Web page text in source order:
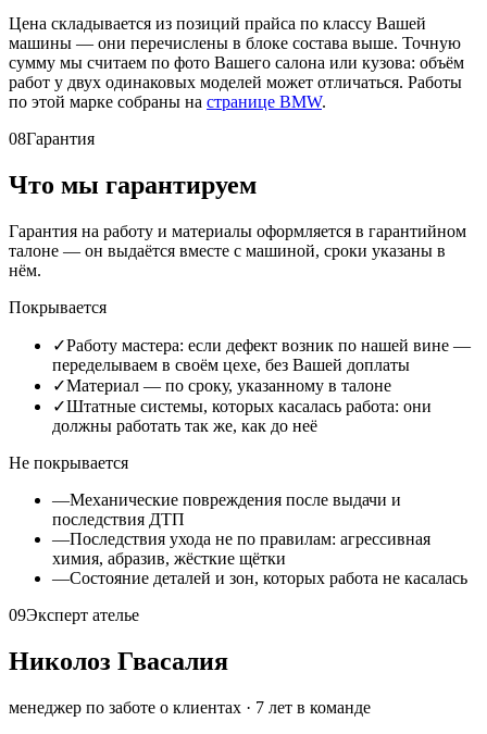
Цена складывается из позиций прайса по классу Вашей
машины — они перечислены в блоке состава выше. Точную
сумму мы считаем по фото Вашего салона или кузова: объём
работ у двух одинаковых моделей может отличаться. Работы
по этой марке собраны на странице BMW.
08Гарантия
Что мы гарантируем
Гарантия на работу и материалы оформляется в гарантийном
талоне — он выдаётся вместе с машиной, сроки указаны в
нём.
Покрывается
✓Работу мастера: если дефект возник по нашей вине —
переделываем в своём цехе, без Вашей доплаты
✓Материал — по сроку, указанному в талоне
✓Штатные системы, которых касалась работа: они
должны работать так же, как до неё
Не покрывается
—Механические повреждения после выдачи и
последствия ДТП
—Последствия ухода не по правилам: агрессивная
химия, абразив, жёсткие щётки
—Состояние деталей и зон, которых работа не касалась
09Эксперт ателье
Николоз Гвасалия
менеджер по заботе о клиентах · 7 лет в команде